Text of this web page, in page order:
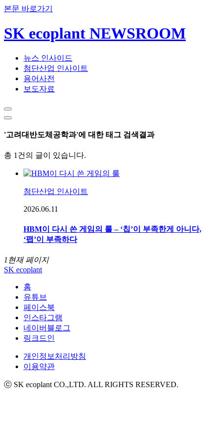
본문 바로가기
SK ecoplant NEWSROOM
뉴스 인사이드
첨단산업 인사이트
용어사전
보도자료
'고려대반도체공학과'에 대한 태그 검색결과
총 1건의 글이 있습니다.
첨단산업 인사이트
2026.06.11
HBM이 다시 쓴 게임의 룰 – ‘칩’이 부족한게 아니다,
‘팹’이 부족하다
1 현재 페이지
SK ecoplant
홈
유튜브
페이스북
인스타그램
네이버블로그
링크드인
개인정보처리방침
이용약관
ⓒ SK ecoplant CO.,LTD. ALL RIGHTS RESERVED.